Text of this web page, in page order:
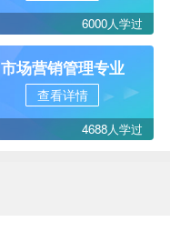
6000人学过
市场营销管理专业
查看详情
4688人学过